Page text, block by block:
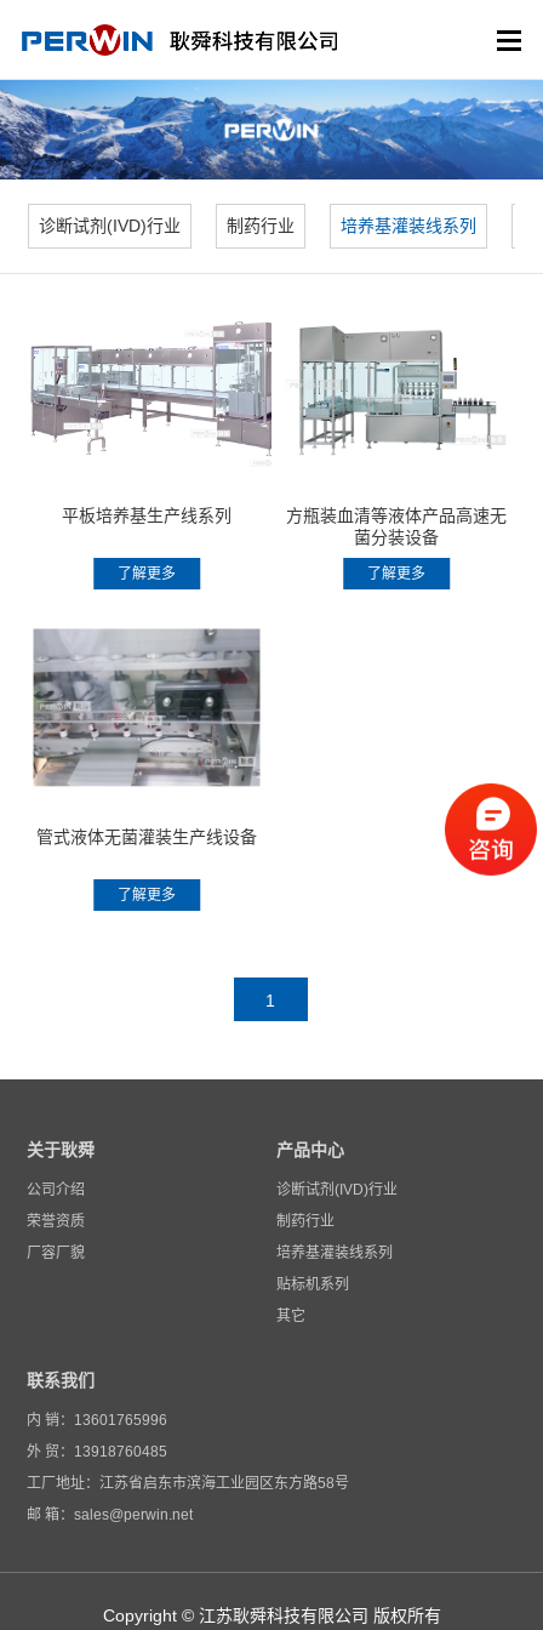
诊断试剂(IVD)行业 制药行业 培养基灌装线系列
平板培养基生产线系列
了解更多
方瓶装血清等液体产品高速无
菌分装设备
了解更多
管式液体无菌灌装生产线设备
了解更多
1
关于耿舜
公司介绍
荣誉资质
厂容厂貌
产品中心
诊断试剂(IVD)行业
制药行业
培养基灌装线系列
贴标机系列
其它
联系我们
内 销：13601765996
外 贸：13918760485
工厂地址：江苏省启东市滨海工业园区东方路58号
邮 箱：sales@perwin.net
Copyright © 江苏耿舜科技有限公司 版权所有